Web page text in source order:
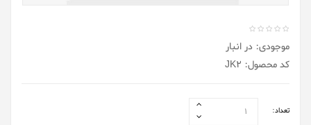
موجودی: در انبار
کد محصول: JK2
تعداد: